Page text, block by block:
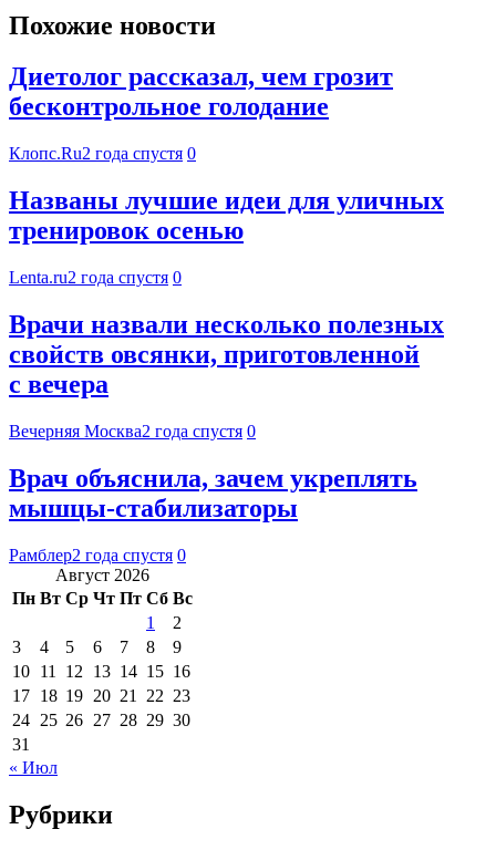
Похожие новости
Диетолог рассказал, чем грозит
бесконтрольное голодание
Клопс.Ru2 года спустя 0
Названы лучшие идеи для уличных
тренировок осенью
Lenta.ru2 года спустя 0
Врачи назвали несколько полезных
свойств овсянки, приготовленной
с вечера
Вечерняя Москва2 года спустя 0
Врач объяснила, зачем укреплять
мышцы-стабилизаторы
Рамблер2 года спустя 0
Август 2026
Пн Вт Ср Чт Пт Сб Вс
1
2
3
4 5 6 7 8
9
10 11 12 13 14 15 16
17 18 19 20 21 22 23
24 25 26 27 28 29 30
31
« Июл
Рубрики